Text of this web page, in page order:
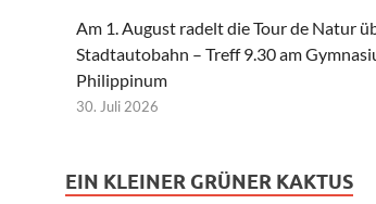
Am 1. August radelt die Tour de Natur
Stadtautobahn – Treff 9.30 am
Philippinum
30. Juli 2026
EIN KLEINER GRÜNER KAKTUS